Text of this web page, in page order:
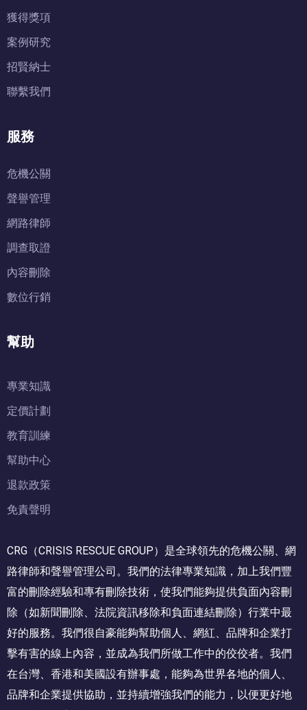
獲得獎項
案例研究
招賢納士
聯繫我們
服務
危機公關
聲譽管理
網路律師
調查取證
內容刪除
數位行銷
幫助
專業知識
定價計劃
教育訓練
幫助中心
退款政策
免責聲明
CRG（CRISIS RESCUE GROUP）是全球領先的危機公關、網
路律師和聲譽管理公司。我們的法律專業知識，加上我們豐
富的刪除經驗和專有刪除技術，使我們能夠提供負面內容刪
除（如新聞刪除、法院資訊移除和負面連結刪除）行業中最
好的服務。我們很自豪能夠幫助個人、網紅、品牌和企業打
擊有害的線上內容，並成為我們所做工作中的佼佼者。我們
在台灣、香港和美國設有辦事處，能夠為世界各地的個人、
品牌和企業提供協助，並持續增強我們的能力，以便更好地